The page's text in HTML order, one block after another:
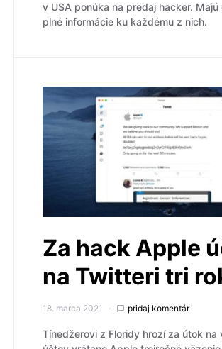
v USA ponúka na predaj hacker.
plné informácie ku každému z nich.
Za hack Apple
na Twitteri tri
18. marca 2021 pridaj komentár
Tínedžerovi z Floridy hrozí za útok na